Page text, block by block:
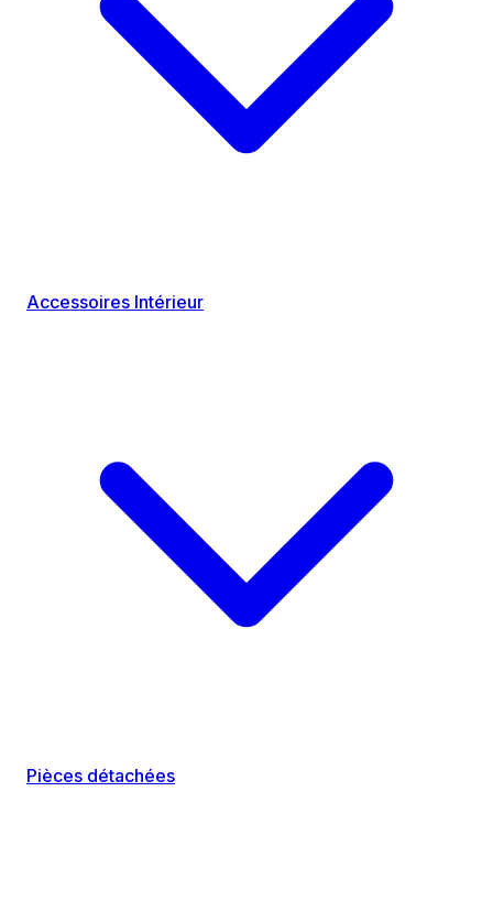
Accessoires Intérieur
Pièces détachées